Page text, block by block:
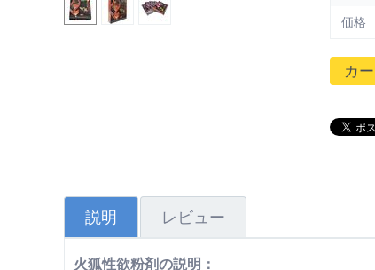
価格
カ
説明 レビュー
火狐性欲粉剤の説明：